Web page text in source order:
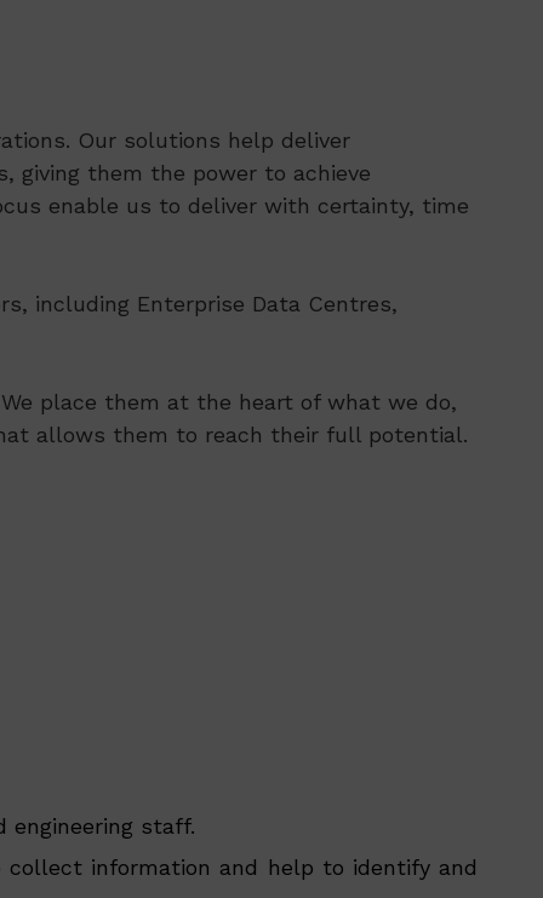
Our solutions help deliver
giving them the power to achieve
enable us to deliver with certainty, time
including Enterprise Data Centres,
place them at the heart of what we do,
allows them to reach their full potential.
engineering staff.
collect information and help to identify and